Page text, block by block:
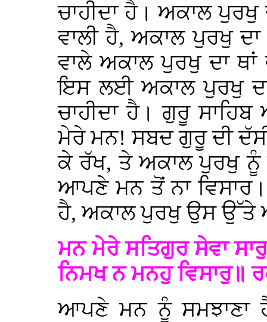
ਚਾਹੀਦਾ ਹੈ। ਅਕਾਲ ਪੁਰਖੁ
ਵਾਲੀ ਹੈ, ਅਕਾਲ ਪੁਰਖੁ
ਵਾਲੇ ਅਕਾਲ ਪੁਰਖੁ ਦਾ ਥਾਂ
ਇਸ ਲਈ ਅਕਾਲ ਪੁਰਖੁ ਦਾ
ਚਾਹੀਦਾ ਹੈ। ਗੁਰੂ
ਮੇਰੇ ਮਨ! ਸਬਦ ਗੁਰੂ ਦੀ
ਕੇ ਰੱਖ, ਤੇ ਅਕਾਲ ਪੁਰਖੁ ਨੂੰ
ਆਪਣੇ ਮਨ ਤੋਂ ਨਾ
ਹੈ, ਅਕਾਲ ਪੁਰਖੁ ਉਸ ਉੱਤੇ
ਮਨ ਮੇਰੇ ਸਤਿਗੁਰ ਸੇਵਾ
ਨਿਮਖ ਨ ਮਨਹੁ ਵਿਸਾਰੁ॥
ਆਪਣੇ ਮਨ ਨੂੰ ਸਮਝਾਣਾ